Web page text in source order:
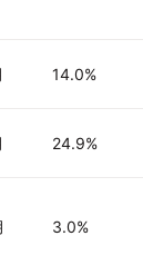
14.0%
24.9%
3.0%